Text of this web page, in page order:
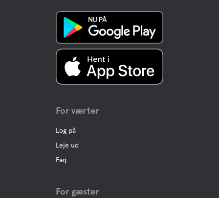
For værter
Log på
Leje ud
Faq
For gæster